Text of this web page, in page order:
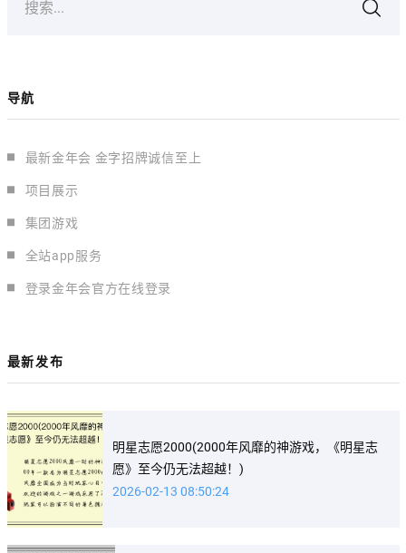
搜索...
导航
最新金年会 金字招牌诚信至上
项目展示
集团游戏
全站app服务
登录金年会官方在线登录
最新发布
明星志愿2000(2000年风靡的神游戏，《明星志
愿》至今仍无法超越！)
2026-02-13 08:50:24